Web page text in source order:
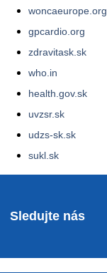
woncaeurope.org
gpcardio.org
zdravitask.sk
who.in
health.gov.sk
uvzsr.sk
udzs-sk.sk
sukl.sk
Sledujte nás